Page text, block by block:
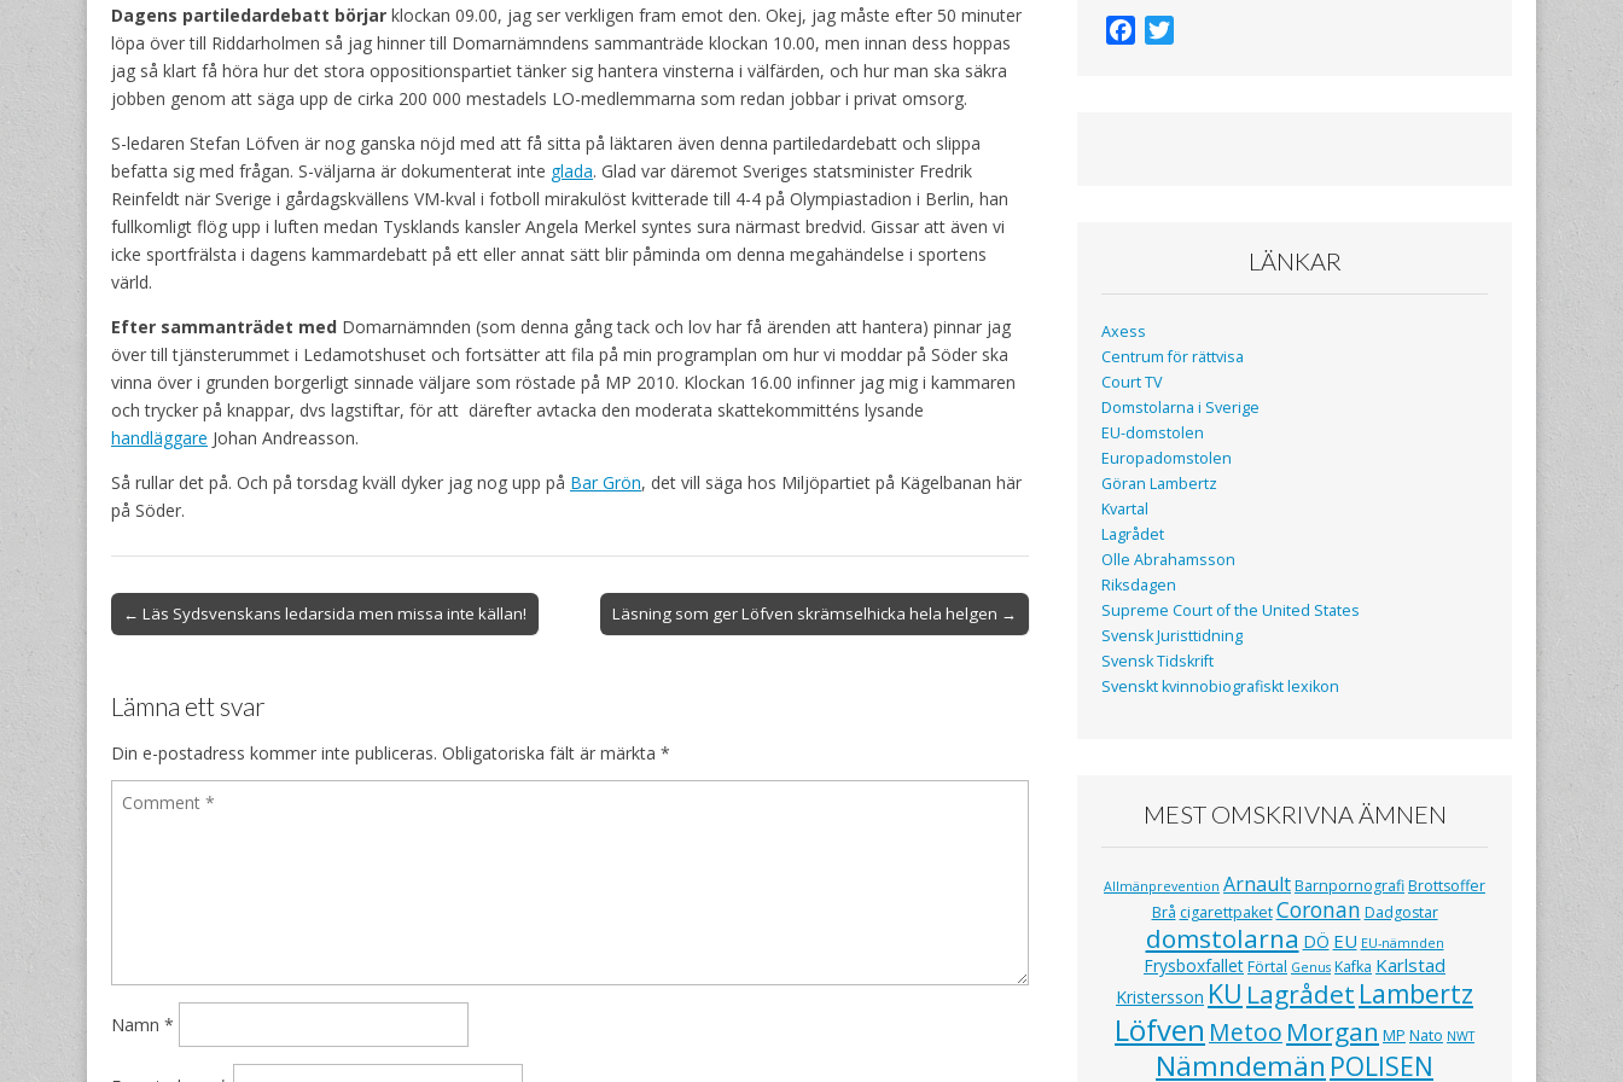
Dagens partiledardebatt börjar klockan 09.00, jag ser verkligen fram emot den. Okej, jag måste efter 50 minuter
löpa över till Riddarholmen så jag hinner till Domarnämndens sammanträde klockan 10.00, men innan dess hoppas
jag så klart få höra hur det stora oppositionspartiet tänker sig hantera vinsterna i välfärden, och hur man ska säkra
jobben genom att säga upp de cirka 200 000 mestadels LO-medlemmarna som redan jobbar i privat omsorg.
S-ledaren Stefan Löfven är nog ganska nöjd med att få sitta på läktaren även denna partiledardebatt och slippa
befatta sig med frågan. S-väljarna är dokumenterat inte glada. Glad var däremot Sveriges statsminister Fredrik
Reinfeldt när Sverige i gårdagskvällens VM-kval i fotboll mirakulöst kvitterade till 4-4 på Olympiastadion i Berlin, han
fullkomligt flög upp i luften medan Tysklands kansler Angela Merkel syntes sura närmast bredvid. Gissar att även vi
icke sportfrälsta i dagens kammardebatt på ett eller annat sätt blir påminda om denna megahändelse i sportens
värld.
Efter sammanträdet med Domarnämnden (som denna gång tack och lov har få ärenden att hantera) pinnar jag
över till tjänsterummet i Ledamotshuset och fortsätter att fila på min programplan om hur vi moddar på Söder ska
vinna över i grunden borgerligt sinnade väljare som röstade på MP 2010. Klockan 16.00 infinner jag mig i kammaren
och trycker på knappar, dvs lagstiftar, för att därefter avtacka den moderata skattekommitténs lysande
handläggare Johan Andreasson.
Så rullar det på. Och på torsdag kväll dyker jag nog upp på Bar Grön, det vill säga hos Miljöpartiet på Kägelbanan här
på Söder.
Post
navigation
← Läs Sydsvenskans ledarsida men missa inte källan! Läsning som ger Löfven skrämselhicka hela helgen →
Lämna ett svar
Din e-postadress kommer inte publiceras. Obligatoriska fält är märkta *
Namn *
LÄNKAR
Axess
Centrum för rättvisa
Court TV
Domstolarna i Sverige
EU-domstolen
Europadomstolen
Göran Lambertz
Kvartal
Lagrådet
Olle Abrahamsson
Riksdagen
Supreme Court of the United States
Svensk Juristtidning
Svensk Tidskrift
Svenskt kvinnobiografiskt lexikon
MEST OMSKRIVNA ÄMNEN
Allmänprevention ArnaultBarnpornografiBrottsoffer
Brå cigarettpaket Coronan Dadgostar
domstolarna DÖ EU EU-nämnden
FrysboxfalletFörtal Genus Kafka Karlstad
Kristersson KU Lagrådet Lambertz
Löfven Metoo Morgan MP Nato NWT
Nämndemän POLISEN